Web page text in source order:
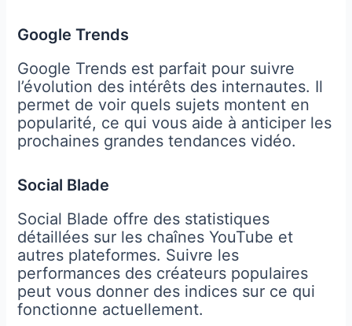
Google Trends
Google Trends est parfait pour suivre
l’évolution des intérêts des internautes. Il
permet de voir quels sujets montent en
popularité, ce qui vous aide à anticiper les
prochaines grandes tendances vidéo.
Social Blade
Social Blade offre des statistiques
détaillées sur les chaînes YouTube et
autres plateformes. Suivre les
performances des créateurs populaires
peut vous donner des indices sur ce qui
fonctionne actuellement.